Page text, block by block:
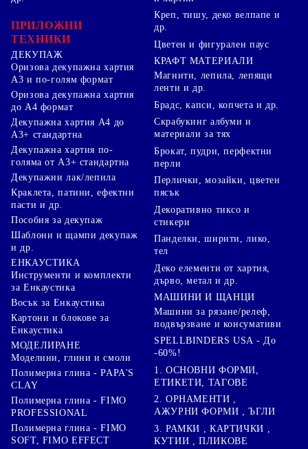
ПРИЛОЖНИ
ТЕХНИКИ
ДЕКУПАЖ
Оризова декупажна хартия
А3 и по-голям формат
Оризова декупажна хартия
до А4 формат
Декупажна хартия А4 до
А3+ стандартна
Декупажна хартия по-
голяма от А3+ стандартна
Декупажни лак/лепила
Краклета, патини, ефектни
пасти и др.
Пособия за декупаж
Шаблони и щампи декупаж
и др.
ЕНКАУСТИКА
Инструменти и комплекти
за Енкаустика
Восък за Енкаустика
Картони и блокове за
Енкаустика
МОДЕЛИРАНЕ
Моделини, глини и смоли
Полимерна глина - PAPA'S
CLAY
Полимерна глина - FIMO
PROFESSIONAL
Полимерна глина - FIMO
SOFT, FIMO EFFECT
Креп, тишу, деко велпапе и
др.
Цветен и фигурален паус
КРАФТ МАТЕРИАЛИ
Магнити, лепила, лепящи
ленти и др.
Брадс, капси, копчета и др.
Скрабукинг албуми и
материали за тях
Брокат, пудри, перфектни
перли
Перлички, мозайки, цветен
пясък
Декоративно тиксо и
стикери
Панделки, ширити, лико,
тел
Деко елементи от хартия,
дърво, метал и др.
МАШИНИ И ЩАНЦИ
Машини за рязане/релеф,
подвързване и консумативи
SPELLBINDERS USA - До
-60%!
1. ОСНОВНИ ФОРМИ,
ЕТИКЕТИ, ТАГОВЕ
2. ОРНАМЕНТИ ,
АЖУРНИ ФОРМИ , ЪГЛИ
3. РАМКИ , КАРТИЧКИ ,
КУТИИ , ПЛИКОВЕ